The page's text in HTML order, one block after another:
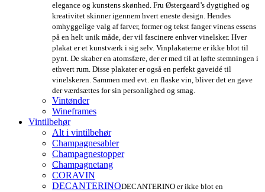
elegance og kunstens skønhed. Fru Østergaard’s dygtighed og
kreativitet skinner igennem hvert eneste design. Hendes
omhyggelige valg af farver, former og tekst fanger vinens essens
på en helt unik måde, der vil fascinere enhver vinelsker. Hver
plakat er et kunstværk i sig selv. Vinplakaterne er ikke blot til
pynt. De skaber en atomsfære, der er med til at løfte stemningen i
ethvert rum. Disse plakater er også en perfekt gaveidé til
vinelskeren. Sammen med evt. en flaske vin, bliver det en gave
der værdsættes for sin personlighed og smag.
Vintønder
Wineframes
Vintilbehør
Alt i vintilbehør
Champagnesabler
Champagnestopper
Champagnetang
CORAVIN
DECANTERINODECANTERINO er ikke blot en